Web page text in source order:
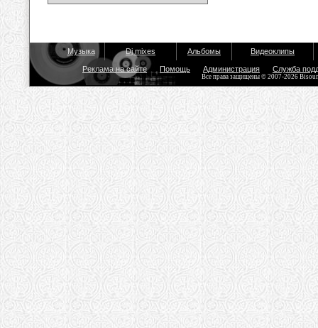
Музыка Dj mixes Альбомы Видеоклипы
Реклама на сайте Помощь Администрация Служба
Все права защищены © 2007-2026